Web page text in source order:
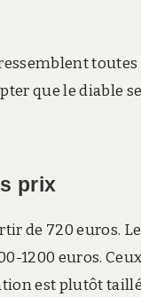
que le diable
prix
de 720 euros.
1200 euros.
est plutôt